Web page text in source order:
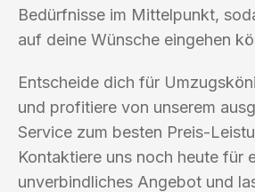
Bedürfnisse im Mittelpunkt,
auf deine Wünsche eingehen
Entscheide dich für
und profitiere von unserem
Service zum besten Preis-
Kontaktiere uns noch heute für
unverbindliches Angebot und